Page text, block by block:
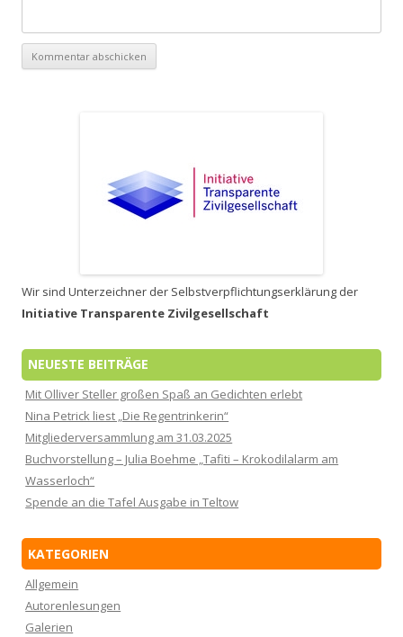
Wir sind Unterzeichner der Selbstverpflichtungserklärung der
Initiative Transparente Zivilgesellschaft
NEUESTE BEITRÄGE
Mit Olliver Steller großen Spaß an Gedichten erlebt
Nina Petrick liest „Die Regentrinkerin“
Mitgliederversammlung am 31.03.2025
Buchvorstellung – Julia Boehme „Tafiti – Krokodilalarm am
Wasserloch“
Spende an die Tafel Ausgabe in Teltow
KATEGORIEN
Allgemein
Autorenlesungen
Galerien